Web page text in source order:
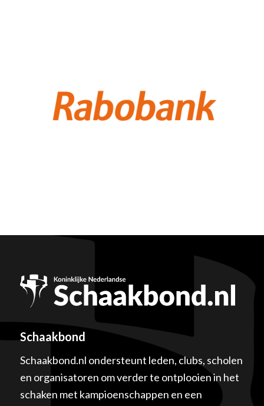
Schaakbond
Schaakbond.nl ondersteunt leden, clubs, scholen
en organisatoren om verder te ontplooien in het
schaken met kampioenschappen en een